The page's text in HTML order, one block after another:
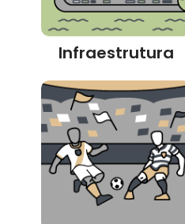
Infraestrutura